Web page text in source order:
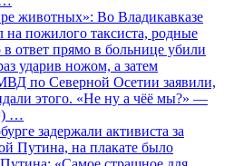
животных»: Во Владикавказе
пожилого таксиста, родные
в ответ прямо в больнице убили
ударив ножом, а затем
по Северной Осетии заявили,
этого. «Не ну а чёё мы?» —
…
задержали активиста за
Путина, на плакате было